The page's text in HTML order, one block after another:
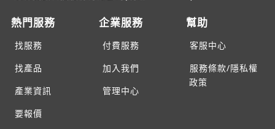
熱門服務
找服務
找產品
產業資訊
要報價
企業服務
付費服務
加入我們
管理中心
幫助
客服中心
服務條款/隱私權
政策